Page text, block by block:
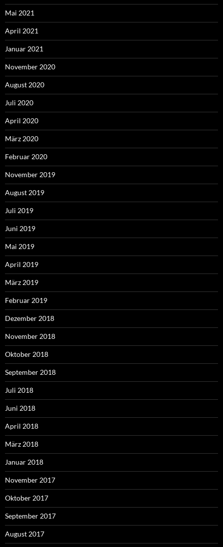
Mai 2021
April 2021
Januar 2021
November 2020
August 2020
Juli 2020
April 2020
März 2020
Februar 2020
November 2019
August 2019
Juli 2019
Juni 2019
Mai 2019
April 2019
März 2019
Februar 2019
Dezember 2018
November 2018
Oktober 2018
September 2018
Juli 2018
Juni 2018
April 2018
März 2018
Januar 2018
November 2017
Oktober 2017
September 2017
August 2017